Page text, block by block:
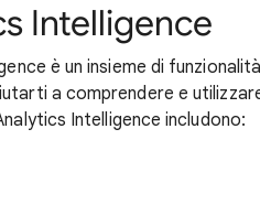
Intelligence
è un insieme di
a comprendere e
Intelligence includono: